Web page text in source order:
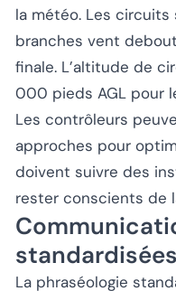
la météo. Les
branches vent
finale. L’altitude de
000 pieds AGL pour
Les contrôleurs
approches pour
doivent suivre des
rester conscients de
standardisées
La phraséologie